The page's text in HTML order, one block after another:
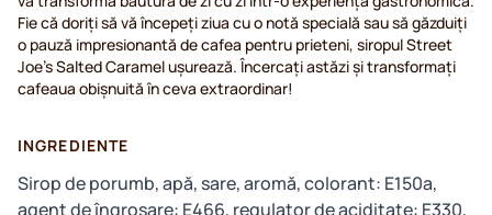
Fie că doriți să vă începeți ziua cu o notă specială sau să găzduiți
o pauză impresionantă de cafea pentru prieteni, siropul Street
Joe's Salted Caramel ușurează. Încercați astăzi și transformați
cafeaua obișnuită în ceva extraordinar!
INGREDIENTE
Sirop de porumb, apă, sare, aromă, colorant: E150a,
agent de îngroșare: E466, regulator de aciditate: E330,